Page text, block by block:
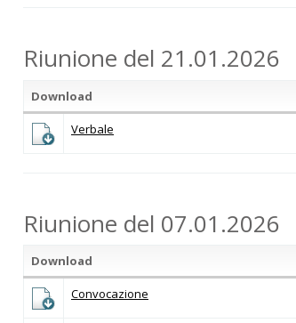
Riunione del 21.01.2026
Download
Verbale
Riunione del 07.01.2026
Download
Convocazione